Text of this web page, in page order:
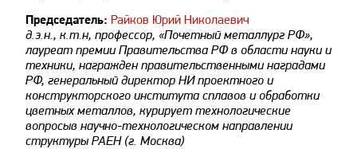
Председатель: Райков Юрий Николаевич
д.э.н., к.т.н, профессор, «Почетный металлург РФ»,
лауреат премии Правительства РФ в области науки и
техники, награжден правительственными наградами
РФ, генеральный директор НИ проектного и
конструкторского института сплавов и обработки
цветных металлов, курирует технологические
вопросыв научно-технологическом направлении
структуры РАЕН (г. Москва)